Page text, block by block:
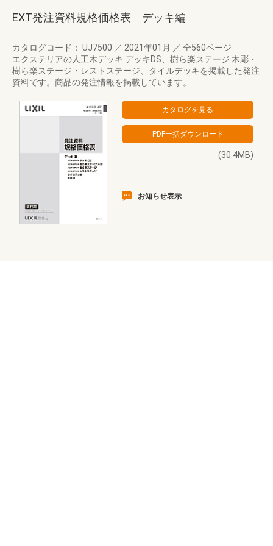
EXT発注資料規格価格表 デッキ編
カタログコード： UJ7500 ／ 2021年01月 ／ 全560ページ
エクステリアの人工木デッキ デッキDS、樹ら楽ステージ 木彫・
樹ら楽ステージ・レストステージ、タイルデッキを掲載した発注
資料です。商品の発注情報を掲載しています。
(30.4MB)
お知らせ表示